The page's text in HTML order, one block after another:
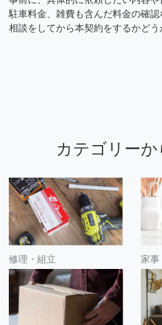
駐車料金、雑費も含んだ料金の確認
相談をしてから本契約をするかどう
カテゴリーか
修理・組立 家事